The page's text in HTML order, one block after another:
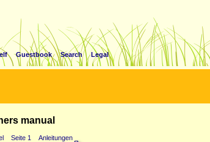
Guestbook Search Legal
manual
Seite 1
Anleitungen